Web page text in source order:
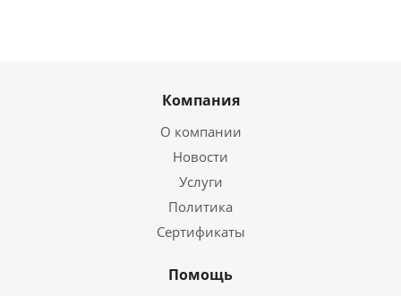
Компания
О компании
Новости
Услуги
Политика
Сертификаты
Помощь